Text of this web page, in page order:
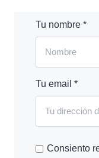
Tu nombre *
Tu email *
Consiento